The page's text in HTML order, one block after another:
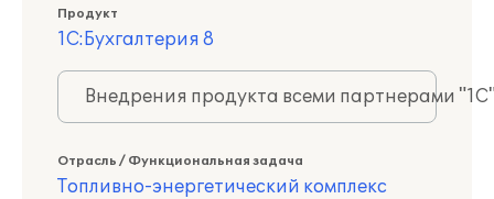
Продукт
1С:Бухгалтерия 8
Внедрения продукта всеми партнерами
Отрасль / Функциональная задача
Топливно-энергетический комплекс